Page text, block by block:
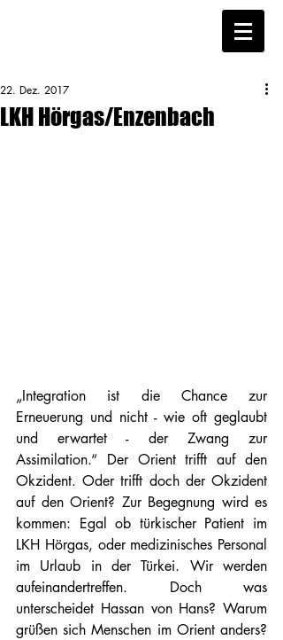
LKH Hörgas/Enzenbach
22. Dez. 2017
„Integration ist die Chance zur
Erneuerung und nicht - wie oft geglaubt
und erwartet - der Zwang zur
Assimilation.“ Der Orient trifft auf den
Okzident. Oder trifft doch der Okzident
auf den Orient? Zur Begegnung wird es
kommen: Egal ob türkischer Patient im
LKH Hörgas, oder medizinisches Personal
im Urlaub in der Türkei. Wir werden
aufeinandertreffen. Doch was
unterscheidet Hassan von Hans? Warum
grüßen sich Menschen im Orient anders?